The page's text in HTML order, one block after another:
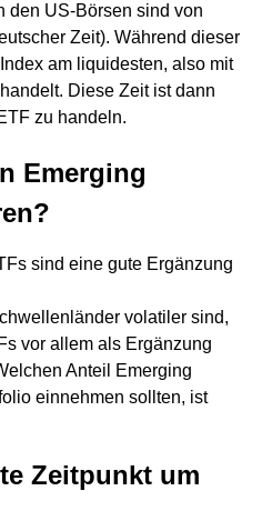
US‑Börsen sind von
Zeit). Während dieser
am liquidesten, also mit
Diese Zeit ist dann
zu handeln.
Emerging
sind eine gute Ergänzung
volatiler sind,
vor allem als Ergänzung
Anteil Emerging
einnehmen sollten, ist
Zeitpunkt um